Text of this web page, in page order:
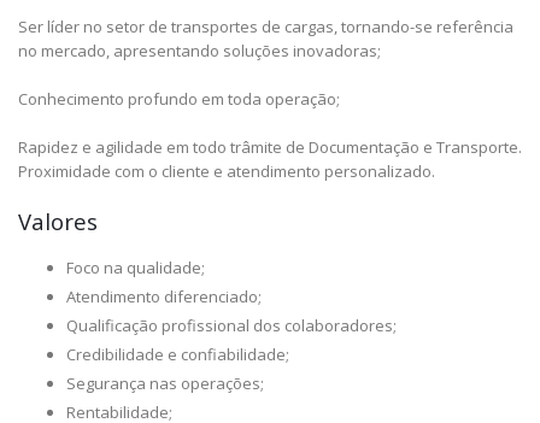
Ser líder no setor de transportes de cargas, tornando-se referência
no mercado, apresentando soluções inovadoras;
Conhecimento profundo em toda operação;
Rapidez e agilidade em todo trâmite de Documentação e Transporte.
Proximidade com o cliente e atendimento personalizado.
Valores
Foco na qualidade;
Atendimento diferenciado;
Qualificação profissional dos colaboradores;
Credibilidade e confiabilidade;
Segurança nas operações;
Rentabilidade;